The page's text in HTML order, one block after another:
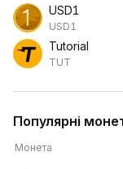
USD1
USD1
Tutorial
TUT
Популярні
Монета